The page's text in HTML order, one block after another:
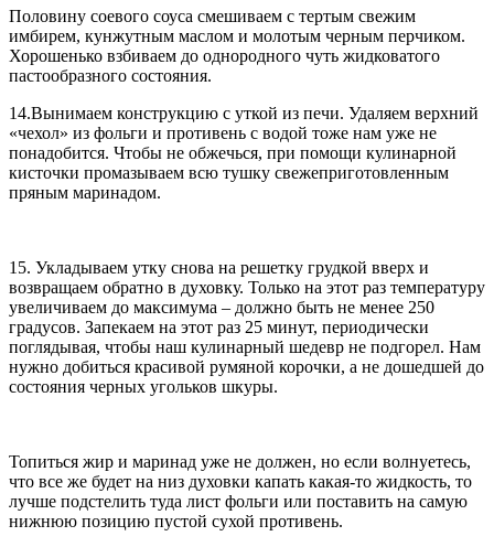
Половину соевого соуса смешиваем с тертым свежим
имбирем, кунжутным маслом и молотым черным перчиком.
Хорошенько взбиваем до однородного чуть жидковатого
пастообразного состояния.
14.Вынимаем конструкцию с уткой из печи. Удаляем верхний
«чехол» из фольги и противень с водой тоже нам уже не
понадобится. Чтобы не обжечься, при помощи кулинарной
кисточки промазываем всю тушку свежеприготовленным
пряным маринадом.
15. Укладываем утку снова на решетку грудкой вверх и
возвращаем обратно в духовку. Только на этот раз температуру
увеличиваем до максимума – должно быть не менее 250
градусов. Запекаем на этот раз 25 минут, периодически
поглядывая, чтобы наш кулинарный шедевр не подгорел. Нам
нужно добиться красивой румяной корочки, а не дошедшей до
состояния черных угольков шкуры.
Топиться жир и маринад уже не должен, но если волнуетесь,
что все же будет на низ духовки капать какая-то жидкость, то
лучше подстелить туда лист фольги или поставить на самую
нижнюю позицию пустой сухой противень.